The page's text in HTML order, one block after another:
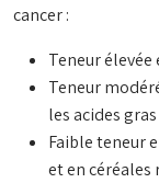
cancer :
Teneur
Teneur
les acides
Faible teneur
et en céréales